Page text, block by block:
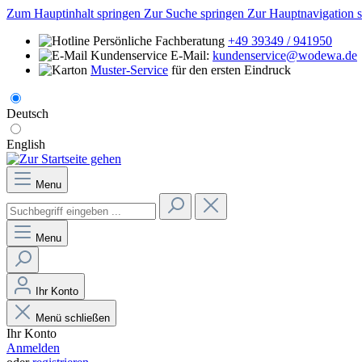
Zum Hauptinhalt springen Zur Suche springen Zur Hauptnavigation
Persönliche Fachberatung +49 39349 / 941950
E-Mail: kundenservice@wodewa.de
Muster-Service für den ersten Eindruck
Deutsch
English
Menu
Menu
Ihr Konto
Menü schließen
Ihr Konto
Anmelden